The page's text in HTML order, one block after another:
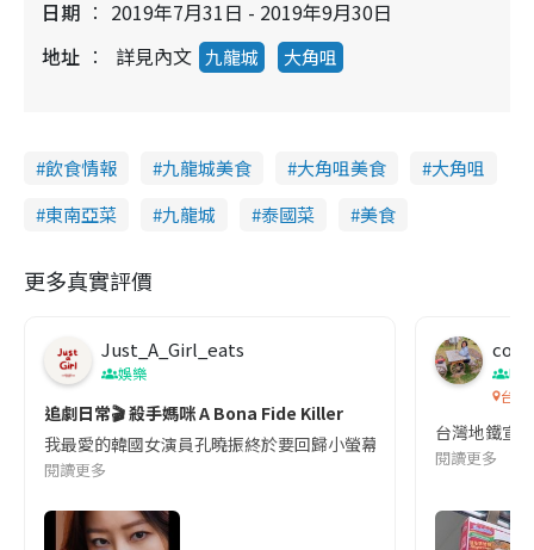
日期
2019年7月31日 - 2019年9月30日
地址
詳見內文 九龍城 大角咀
飲食情報 九龍城美食 大角咀美食
大角咀
東南亞菜
九龍城 泰國菜 美食
更多真實評價
Just_A_Girl_eats
娛樂
追劇日常🎬 殺手媽咪 A Bona Fide Killer
我最愛的韓國女演員孔曉振終於要回歸小螢幕啦!這次的劇本改編
閱讀更多
co
吹
台灣
台灣地鐵宣
閱讀更多